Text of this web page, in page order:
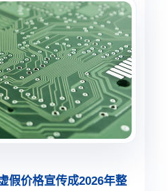
假价格宣传成2026年整